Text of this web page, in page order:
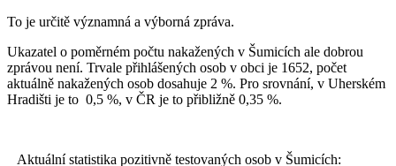
To je určitě významná a výborná zpráva.
Ukazatel o poměrném počtu nakažených v Šumicích ale dobrou
zprávou není. Trvale přihlášených osob v obci je 1652, počet
aktuálně nakažených osob dosahuje 2 %. Pro srovnání, v Uherském
Hradišti je to 0,5 %, v ČR je to přibližně 0,35 %.
Aktuální statistika pozitivně testovaných osob v Šumicích: